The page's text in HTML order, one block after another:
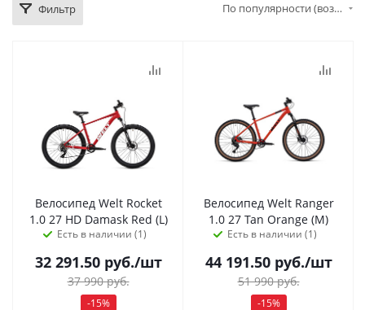
Фильтр По популярности (возрастание)
Велосипед Welt Rocket
1.0 27 HD Damask Red (L)
Есть в наличии (1)
32 291.50руб./шт
37 990руб.
-15%
Велосипед Welt Ranger
1.0 27 Tan Orange (M)
Есть в наличии (1)
44 191.50руб./шт
51 990руб.
-15%